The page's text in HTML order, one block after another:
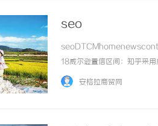
seo
18威尔逊置信区间：知乎采
会显著压低排名。90%以上
安格拉商贸网